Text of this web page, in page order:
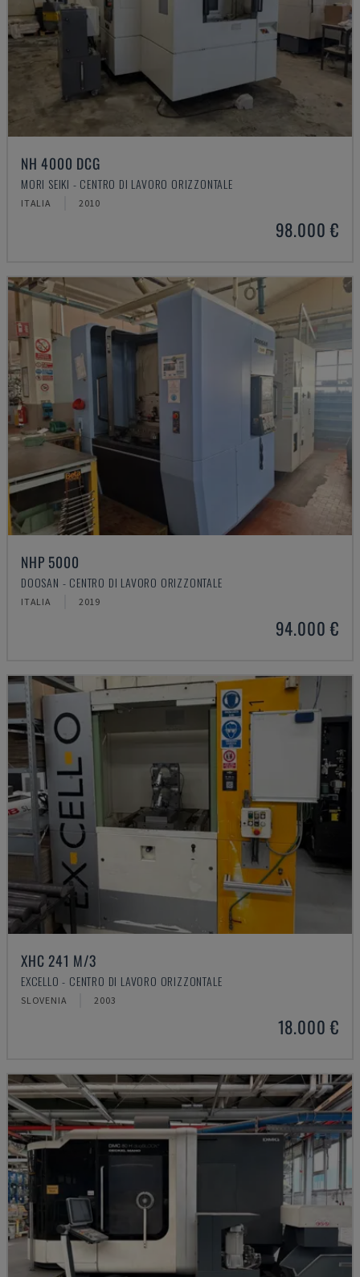
NH 4000 DCG
MORI SEIKI - CENTRO DI LAVORO ORIZZONTALE
ITALIA 2010
98.000 €
NHP 5000
DOOSAN - CENTRO DI LAVORO ORIZZONTALE
ITALIA 2019
94.000 €
XHC 241 M/3
EXCELLO - CENTRO DI LAVORO ORIZZONTALE
SLOVENIA 2003
18.000 €